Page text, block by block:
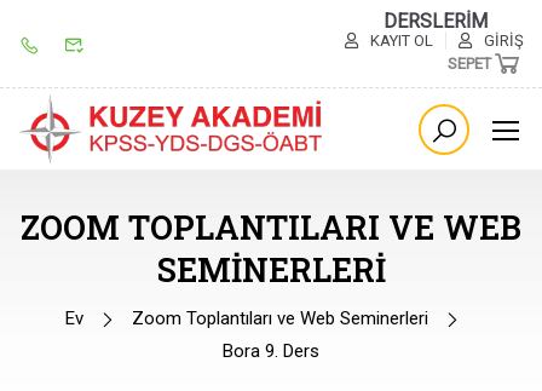
DERSLERİM
KAYIT OL
GIRIŞ
SEPET
ZOOM TOPLANTILARI VE WEB
SEMINERLERI
Ev
Zoom Toplantıları ve Web Seminerleri
Bora 9. Ders